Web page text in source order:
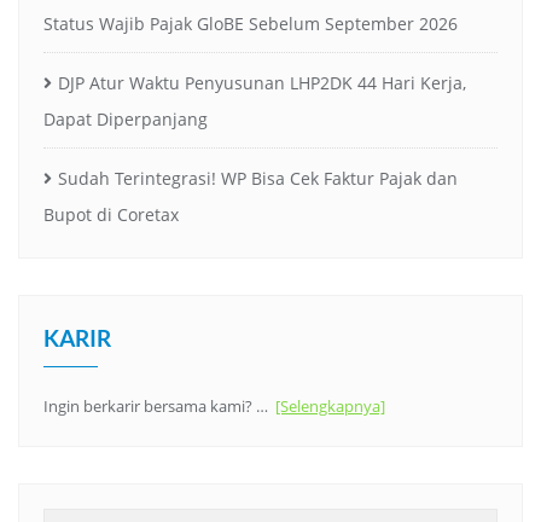
Status Wajib Pajak GloBE Sebelum September 2026
DJP Atur Waktu Penyusunan LHP2DK 44 Hari Kerja,
Dapat Diperpanjang
Sudah Terintegrasi! WP Bisa Cek Faktur Pajak dan
Bupot di Coretax
KARIR
Ingin berkarir bersama kami? … [Selengkapnya]